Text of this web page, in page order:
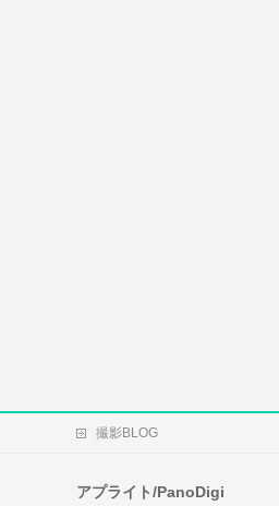
撮影BLOG
アプライト/PanoDigi